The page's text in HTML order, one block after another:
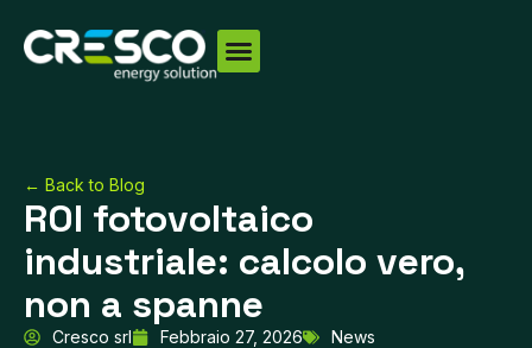
← Back to Blog
ROI fotovoltaico
industriale: calcolo vero,
non a spanne
Cresco srl Febbraio 27, 2026 News